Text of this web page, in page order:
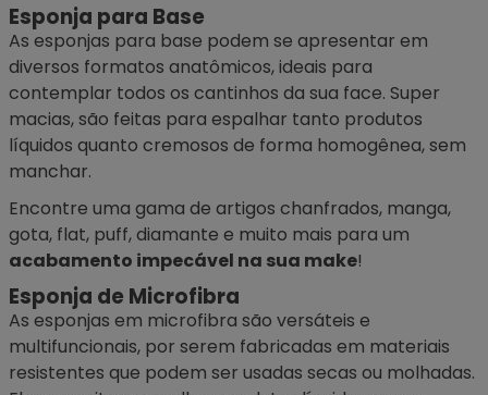
Esponja para Base
As esponjas para base podem se apresentar em
diversos formatos anatômicos, ideais para
contemplar todos os cantinhos da sua face. Super
macias, são feitas para espalhar tanto produtos
líquidos quanto cremosos de forma homogênea, sem
manchar.
Encontre uma gama de artigos chanfrados, manga,
gota, flat, puff, diamante e muito mais para um
acabamento impecável na sua make!
Esponja de Microfibra
As esponjas em microfibra são versáteis e
multifuncionais, por serem fabricadas em materiais
resistentes que podem ser usadas secas ou molhadas.